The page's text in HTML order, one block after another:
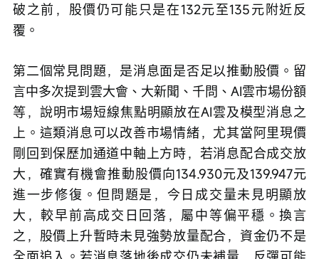
破之前，股價仍可能只是在132元至135元附近反
覆。
第二個常見問題，是消息面是否足以推動股價。留
言中多次提到雲大會、大新聞、千問、AI雲市場份額
等，說明市場短線焦點明顯放在AI雲及模型消息之
上。這類消息可以改善市場情緒，尤其當阿里現價
剛回到保歷加通道中軸上方時，若消息配合成交放
大，確實有機會推動股價向134.930元及139.947元
進一步修復。但問題是，今日成交量未見明顯放
大，較早前高成交日回落，屬中等偏平穩。換言
之，股價上升暫時未見強勢放量配合，資金仍不是